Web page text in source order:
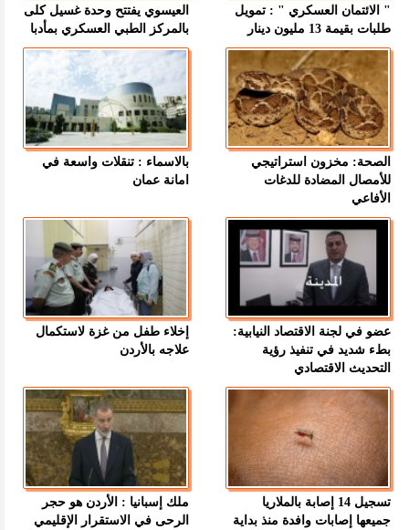
" الائتمان العسكري " : تمويل
طلبات بقيمة 13 مليون دينار
العيسوي يفتتح وحدة غسيل كلى
بالمركز الطبي العسكري بمأدبا
الصحة: مخزون استراتيجي
للأمصال المضادة للدغات
الأفاعي
بالاسماء : تنقلات واسعة في
امانة عمان
عضو في لجنة الاقتصاد النيابية:
بطء شديد في تنفيذ رؤية
التحديث الاقتصادي
إخلاء طفل من غزة لاستكمال
علاجه بالأردن
تسجيل 14 إصابة بالملاريا
جميعها إصابات وافدة منذ بداية
ملك إسبانيا : الأردن هو حجر
الرحى في الاستقرار الإقليمي